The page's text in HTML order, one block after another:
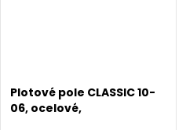
Plotové pole CLASSIC 10-
06, ocelové,